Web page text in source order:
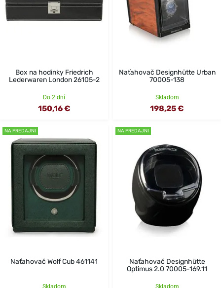
Box na hodinky Friedrich
Lederwaren London 26105-2
Do 2 dní
150,16 €
Naťahovač Designhütte Urban
70005-138
Skladom
198,25 €
NA PREDAJNI
Naťahovač Wolf Cub 461141
Skladom
NA PREDAJNI
Naťahovač Designhütte
Optimus 2.0 70005-169.11
Skladom